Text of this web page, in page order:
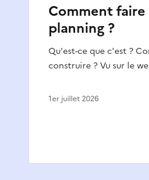
Comment
planning ?
Qu'est-ce que c'est ?
construire ? Vu sur le
1er juillet 2026